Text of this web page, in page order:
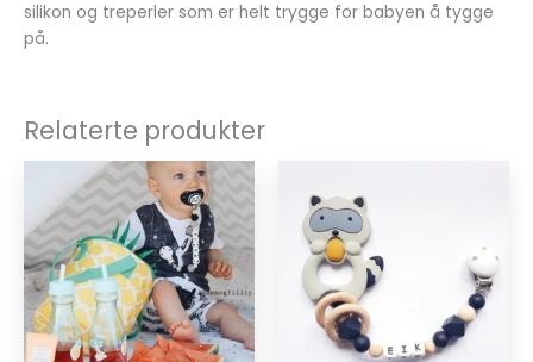
silikon og treperler som er helt trygge for babyen å tygge
på.
Relaterte produkter